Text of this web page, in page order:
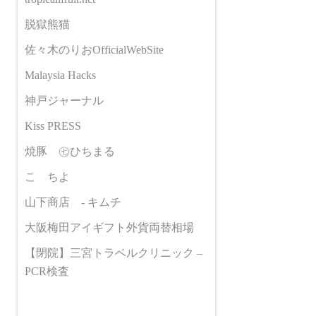
脱獄熊猫
佐々木のりおOfficialWebSite
Malaysia Hacks
神戸ジャーナル
Kiss PRESS
焼豚 ㊆ひちまる
こゝちよ
山下商店 - キムチ
大阪梅田アイギフト外貨両替相場
【閉院】三宮トラベルクリニック –
PCR検査